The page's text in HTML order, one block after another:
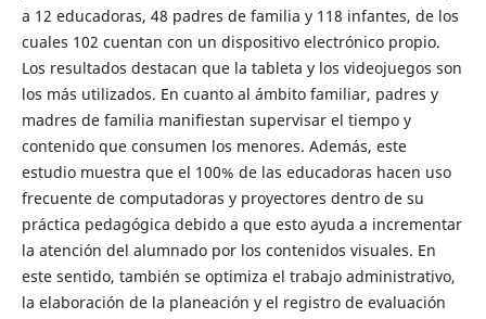
a 12 educadoras, 48 padres de familia y 118 infantes, de los
cuales 102 cuentan con un dispositivo electrónico propio.
Los resultados destacan que la tableta y los videojuegos son
los más utilizados. En cuanto al ámbito familiar, padres y
madres de familia manifiestan supervisar el tiempo y
contenido que consumen los menores. Además, este
estudio muestra que el 100% de las educadoras hacen uso
frecuente de computadoras y proyectores dentro de su
práctica pedagógica debido a que esto ayuda a incrementar
la atención del alumnado por los contenidos visuales. En
este sentido, también se optimiza el trabajo administrativo,
la elaboración de la planeación y el registro de evaluación